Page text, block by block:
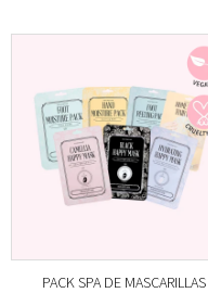
PACK SPA DE MASCARILLAS